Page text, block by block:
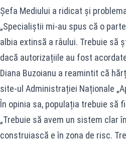
Șefa Mediului a ridicat și
„Specialiștii mi-au spus că o
albia extinsă a râului. Trebuie să
dacă autorizațiile au fost
Diana Buzoianu a reamintit că
site-ul Administrației Naționale
În opinia sa, populația trebuie să
„Trebuie să avem un sistem clar
construiască e în zona de risc.